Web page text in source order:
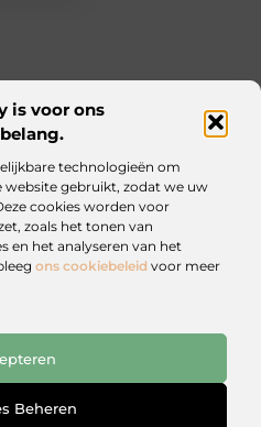
is voor ons
technologieën om
website gebruikt, zodat we uw
cookies worden voor
zoals het tonen van
en het analyseren van het
ons cookiebeleid voor meer
Beheren
wie nieuwsgierig blijft
praktische wijsheid.